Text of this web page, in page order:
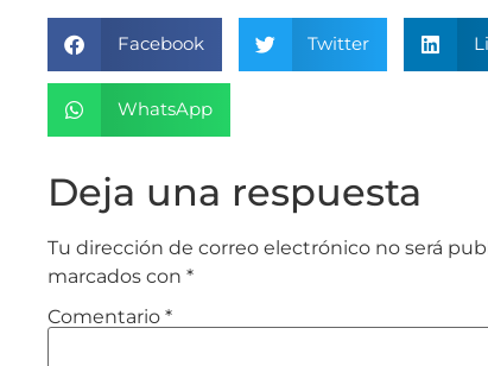
Facebook Twitter
WhatsApp
Deja una respuesta
Tu dirección de correo electrónico no será
marcados con *
Comentario *